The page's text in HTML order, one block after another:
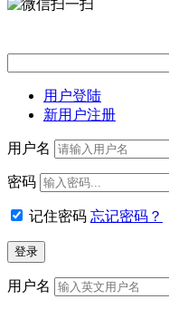
用户登陆
新用户注册
用户名
密码
记住密码 忘记密码？
用户名